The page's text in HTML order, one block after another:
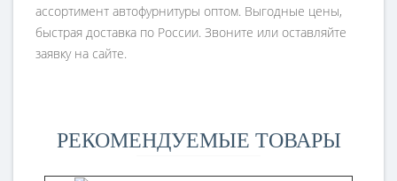
ассортимент автофурнитуры оптом. Выгодные цены,
быстрая доставка по России. Звоните или оставляйте
заявку на сайте.
РЕКОМЕНДУЕМЫЕ ТОВАРЫ